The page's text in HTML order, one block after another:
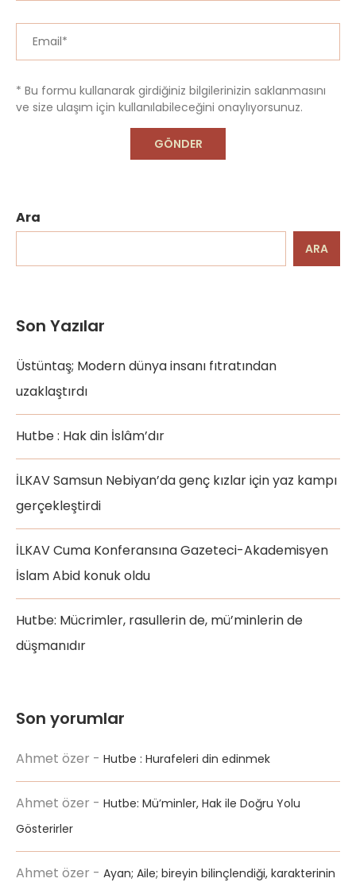
* Bu formu kullanarak girdiğiniz bilgilerinizin saklanmasını
ve size ulaşım için kullanılabileceğini onaylıyorsunuz.
Ara
ARA
Son Yazılar
Üstüntaş; Modern dünya insanı fıtratından
uzaklaştırdı
Hutbe : Hak din İslâm’dır
İLKAV Samsun Nebiyan’da genç kızlar için yaz kampı
gerçekleştirdi
İLKAV Cuma Konferansına Gazeteci-Akademisyen
İslam Abid konuk oldu
Hutbe: Mücrimler, rasullerin de, mü’minlerin de
düşmanıdır
Son yorumlar
Ahmet özer - Hutbe : Hurafeleri din edinmek
Ahmet özer - Hutbe: Mü’minler, Hak ile Doğru Yolu
Gösterirler
Ahmet özer - Ayan; Aile; bireyin bilinçlendiği, karakterinin